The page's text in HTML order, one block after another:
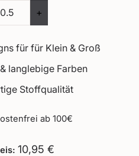
+
für für Klein & Groß
langlebige Farben
Stoffqualität
ab 100€
10,95 €